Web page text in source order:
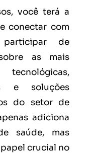
você terá a
conectar com
de
as mais
e soluções
do setor de
adiciona
saúde, mas
crucial no